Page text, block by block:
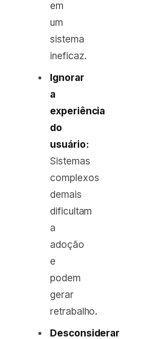
em
um
sistema
ineficaz.
Ignorar
a
experiência
do
usuário:
Sistemas
complexos
demais
dificultam
a
adoção
e
podem
gerar
retrabalho.
Desconsiderar